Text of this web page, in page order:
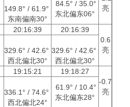
亮
149.8° / 61.9°
东南偏南30°
84.5° / 35.0°
东北偏东06°
20:16:39
20:16:39
0.6
亮
329.6° / 42.6°
西北偏北30°
329.6° / 42.6°
西北偏北30°
19:15:21
19:18:27
-0.7
亮
336.1° / 74.6°
西北偏北24°
61.9° / 10.4°
东北偏东28°